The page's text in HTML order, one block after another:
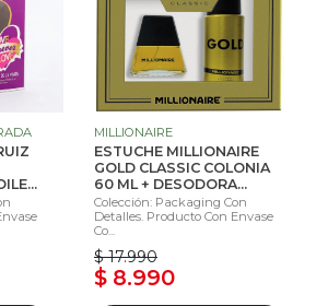
MILLIONAIRE
ESTUCHE MILLIONAIRE
GOLD CLASSIC COLONIA
60 ML + DESODORA...
Colección: Packaging Con
Detalles. Producto Con Envase
Co...
$ 17.990
$ 8.990